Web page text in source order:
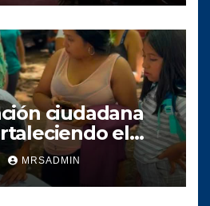
ciudadana
el
del proyecto
en el
Villa Canales
MRSADMIN